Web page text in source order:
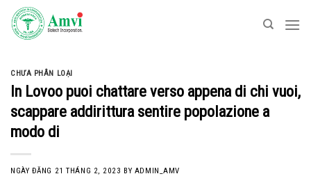
Skip
content
CHƯA PHÂN LOẠI
In Lovoo puoi chattare verso appena di chi vuoi,
scappare addirittura sentire popolazione a
modo di
NGÀY ĐĂNG 21 THÁNG 2, 2023 BY ADMIN_AMV